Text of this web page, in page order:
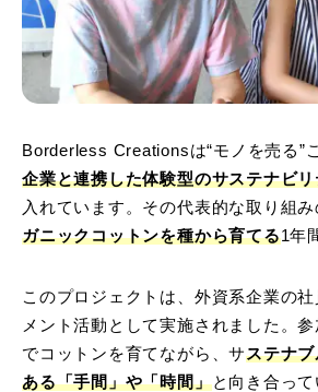
Borderless Creationsは“モノを売る”
企業と連携した体験型のサステナビ
入れています。その代表的な取り組み
ガニックコットンを種から育てる1年
このプロジェクトは、外資系企業の
メント活動として実施されました。
でコットンを育てながら、サステナ
ある「手間」や「時間」と向き合って